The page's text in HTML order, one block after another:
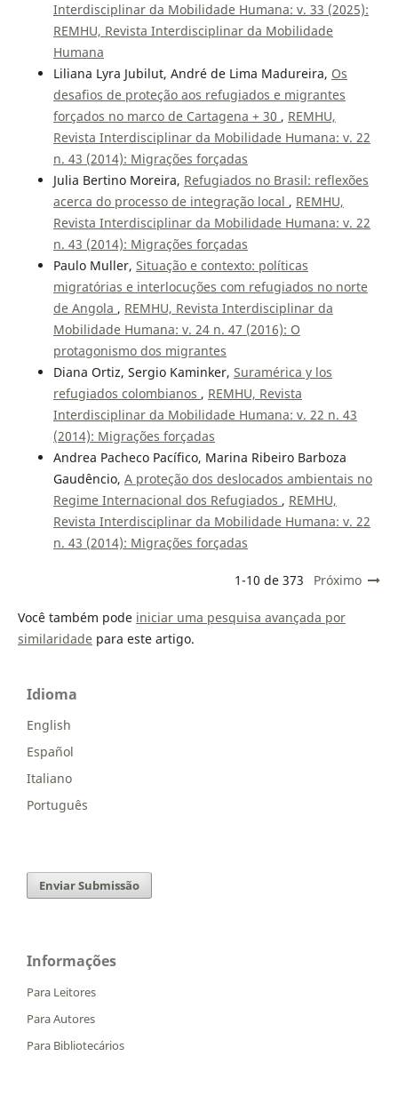
Interdisciplinar da Mobilidade Humana: v. 33 (2025):
REMHU, Revista Interdisciplinar da Mobilidade
Humana
Liliana Lyra Jubilut, André de Lima Madureira, Os
desafios de proteção aos refugiados e migrantes
forçados no marco de Cartagena + 30 , REMHU,
Revista Interdisciplinar da Mobilidade Humana: v. 22
n. 43 (2014): Migrações forçadas
Julia Bertino Moreira, Refugiados no Brasil: reflexões
acerca do processo de integração local , REMHU,
Revista Interdisciplinar da Mobilidade Humana: v. 22
n. 43 (2014): Migrações forçadas
Paulo Muller, Situação e contexto: políticas
migratórias e interlocuções com refugiados no norte
de Angola , REMHU, Revista Interdisciplinar da
Mobilidade Humana: v. 24 n. 47 (2016): O
protagonismo dos migrantes
Diana Ortiz, Sergio Kaminker, Suramérica y los
refugiados colombianos , REMHU, Revista
Interdisciplinar da Mobilidade Humana: v. 22 n. 43
(2014): Migrações forçadas
Andrea Pacheco Pacífico, Marina Ribeiro Barboza
Gaudêncio, A proteção dos deslocados ambientais no
Regime Internacional dos Refugiados , REMHU,
Revista Interdisciplinar da Mobilidade Humana: v. 22
n. 43 (2014): Migrações forçadas
1-10 de 373 Próximo
Você também pode iniciar uma pesquisa avançada por
similaridadepara este artigo.
Idioma
English
Español
Italiano
Português
Enviar Submissão
Informações
Para Leitores
Para Autores
Para Bibliotecários